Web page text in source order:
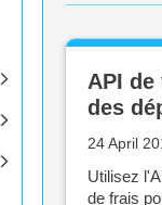
API
des
24 April
Utilisez
de frais